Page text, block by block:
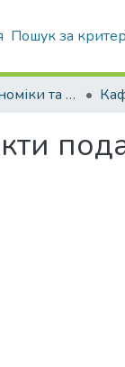
Пошук за
Факультет Економіки та бізнесу